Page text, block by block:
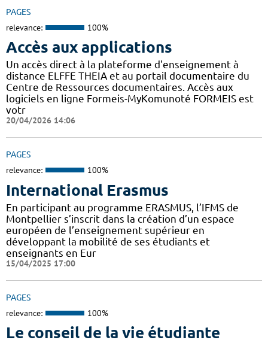
PAGES
relevance: 100%
Accès aux applications
Un accès direct à la plateforme d'enseignement à
distance ELFFE THEIA et au portail documentaire du
Centre de Ressources documentaires. Accès aux
logiciels en ligne Formeis-MyKomunoté FORMEIS est
votr
20/04/2026 14:06
PAGES
relevance: 100%
International Erasmus
En participant au programme ERASMUS, l’IFMS de
Montpellier s’inscrit dans la création d’un espace
européen de l’enseignement supérieur en
développant la mobilité de ses étudiants et
enseignants en Eur
15/04/2025 17:00
PAGES
relevance: 100%
Le conseil de la vie étudiante